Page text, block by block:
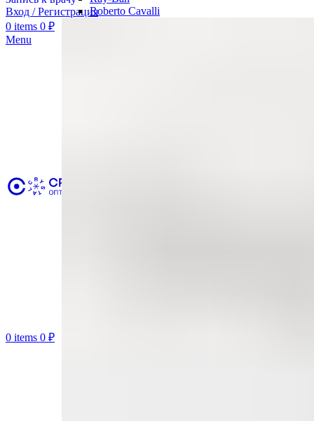
Вход / Регистрация
0 items 0 ₽
Menu
0 items 0 ₽
Roberto Cavalli